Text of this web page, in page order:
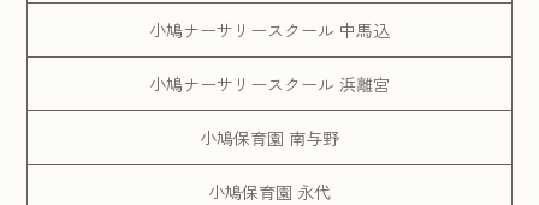
小鳩ナーサリースクール 中馬込
小鳩ナーサリースクール 浜離宮
小鳩保育園 南与野
小鳩保育園 永代